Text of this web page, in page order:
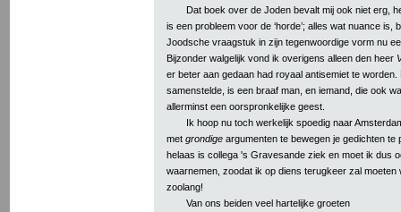
Dat boek over de Joden bevalt mij ook niet erg,
is een probleem voor de ‘horde’; alles wat nuance is,
Joodsche vraagstuk in zijn tegenwoordige vorm nu
Bijzonder walgelijk vond ik overigens alleen den heer
er beter aan gedaan had royaal antisemiet te worden.
samenstelde, is een braaf man, en iemand, die ook
allerminst een oorspronkelijke geest.
Ik hoop nu toch werkelijk spoedig naar
met grondige argumenten te bewegen je gedichten te
helaas is collega 's Gravesande ziek en moet ik dus
waarnemen, zoodat ik op diens terugkeer zal moeten
zoolang!
Van ons beiden veel hartelijke groeten